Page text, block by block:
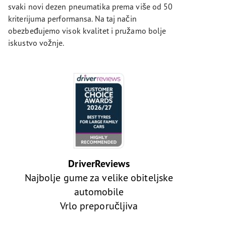
svaki novi dezen pneumatika prema više od 50
kriterijuma performansa. Na taj način
obezbeđujemo visok kvalitet i pružamo bolje
iskustvo vožnje.
DriverReviews
Najbolje gume za velike obiteljske
automobile
Vrlo preporučljiva